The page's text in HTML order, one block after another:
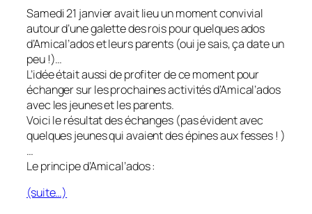
Samedi 21 janvier avait lieu un moment convivial
autour d’une galette des rois pour quelques ados
d’Amical’ados et leurs parents (oui je sais, ça date un
peu !)…
L’idée était aussi de profiter de ce moment pour
échanger sur les prochaines activités d’Amical’ados
avec les jeunes et les parents.
Voici le résultat des échanges (pas évident avec
quelques jeunes qui avaient des épines aux fesses ! )
…
Le principe d’Amical’ados :
(suite…)